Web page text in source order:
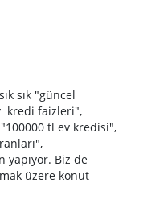
sık "güncel
kredi faizleri",
tl ev kredisi",
yapıyor. Biz de
üzere konut